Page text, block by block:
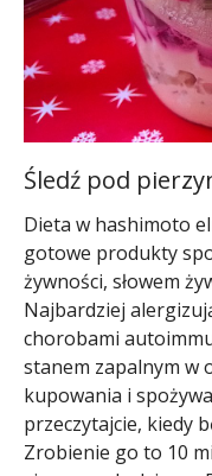
Śledź pod
Dieta w hashimoto
gotowe produkty
żywności, słowem
Najbardziej
chorobami
stanem zapalnym w
kupowania i
przeczytajcie, kiedy
Zrobienie go to 10